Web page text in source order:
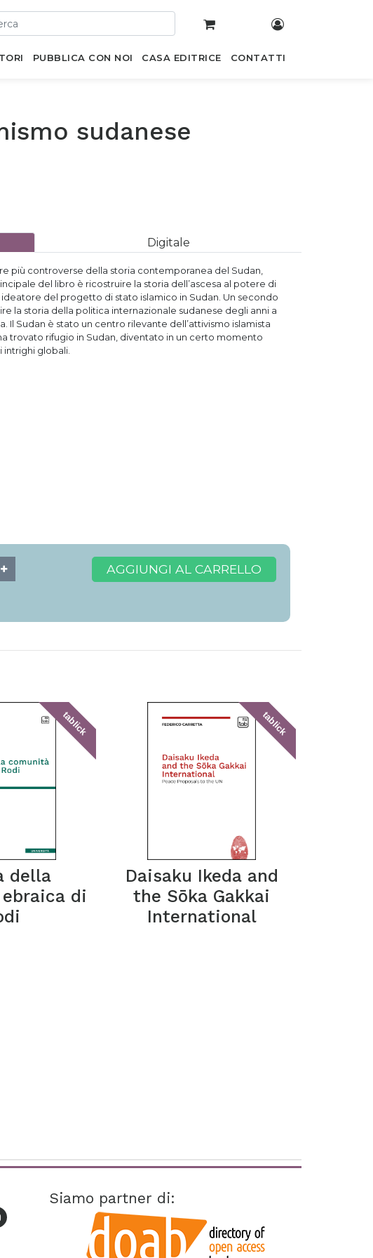
PUBBLICA CON NOI CASA EDITRICE CONTATTI
sudanese
Digitale
più controverse della storia contemporanea del Sudan,
del libro è ricostruire la storia dell’ascesa al potere di
del progetto di stato islamico in Sudan. Un secondo
la storia della politica internazionale sudanese degli anni a
Il Sudan è stato un centro rilevante dell’attivismo islamista
trovato rifugio in Sudan, diventato in un certo momento
globali.
AGGIUNGI AL CARRELLO
tablick
della
di
tablick
Daisaku Ikeda and
the Sōka Gakkai
International
Siamo partner di: